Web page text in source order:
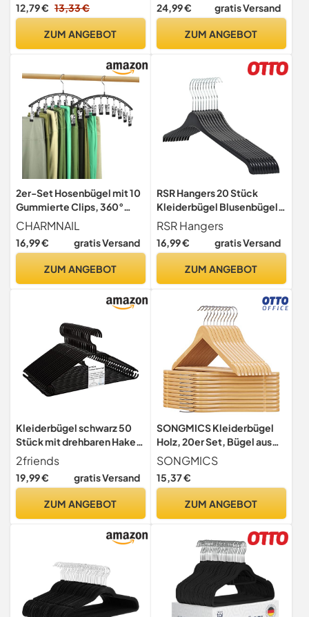
12,79 € 13,33 €
ZUM ANGEBOT
belastbar, um 360°
Mäntel, Hemden und
24,99 € gratis Versand
ZUM ANGEBOT
2er-Set Hosenbügel mit 10
Gummierte Clips, 360°
Drehbarer Kleiderbügel aus
Metall, Platzsparend für 20
Hosen oder Leggings,
Rutschschutz (2 Stück)
CHARMNAIL
16,99 € gratis Versand
ZUM ANGEBOT
RSR Hangers 20 Stück
Kleiderbügel Blusenbügel
47 cm hochwertigem
Kunststoff | Hemdenbügel |
360° drehbarer Haken |
SHR
RSR Hangers
16,99 € gratis Versand
ZUM ANGEBOT
Kleiderbügel schwarz 50
Stück mit drehbaren Haken,
Bügel Kunststoff,
Kleiderbügel Plastik
schwarz, Made in EU,
platzsparend, 100%
2friends
19,99 € gratis Versand
ZUM ANGEBOT
SONGMICS Kleiderbügel
Holz, 20er Set, Bügel aus
Massivholz, Einkerbungen
im Schulterbereich,
rutschfester Hosensteg,
für Anzüge, Hemden,
CRW001-20
SONGMICS
15,37 €
ZUM ANGEBOT